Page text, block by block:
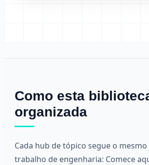
Como esta
organizada
Cada hub de tópico segue o
trabalho de engenharia: Comece